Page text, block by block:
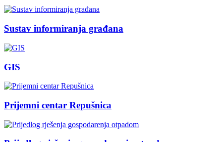
Sustav informiranja građana
GIS
Prijemni centar Repušnica